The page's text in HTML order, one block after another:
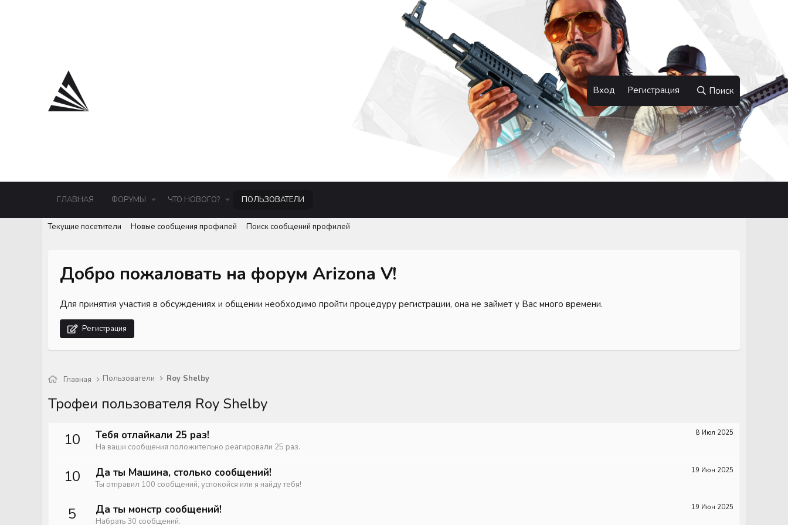
Вход Регистрация Поиск
ГЛАВНАЯ ФОРУМЫ ЧТО НОВОГО? ПОЛЬЗОВАТЕЛИ
Текущие посетители Новые сообщения профилей Поиск сообщений профилей
Добро пожаловать на форум Arizona V!
Для принятия участия в обсуждениях и общении необходимо пройти процедуру регистрации, она не займет у Вас много времени.
Регистрация
Главная Пользователи Roy Shelby
Трофеи пользователя Roy Shelby
10
8 Июл 2025
Тебя отлайкали 25 раз!
На ваши сообщения положительно реагировали 25 раз.
10 19 Июн 2025
Да ты Машина, столько сообщений!
Ты отправил 100 сообщений, успокойся или я найду тебя!
5 19 Июн 2025
Да ты монстр сообщений!
Набрать 30 сообщений.